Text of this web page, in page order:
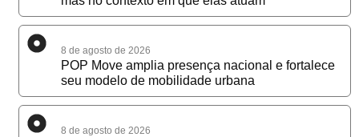
8 de agosto de 2026
POP Move amplia presença nacional e fortalece
seu modelo de mobilidade urbana
8 de agosto de 2026